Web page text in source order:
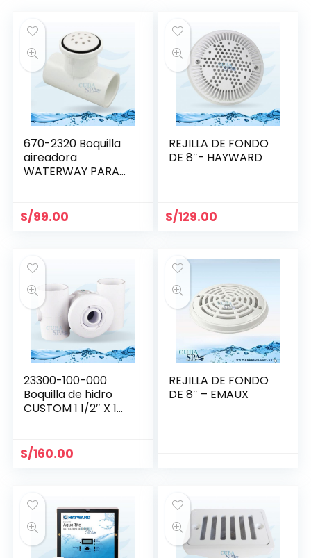
670-2320 Boquilla
aireadora
WATERWAY PARA
S/99.00
REJILLA DE FONDO
DE 8″- HAYWARD
S/129.00
23300-100-000
Boquilla de hidro
CUSTOM 1 1/2″ X 1
S/160.00
REJILLA DE FONDO
DE 8″ – EMAUX